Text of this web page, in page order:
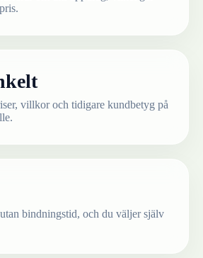
villkor och tidigare kundbetyg på
bindningstid, och du väljer själv